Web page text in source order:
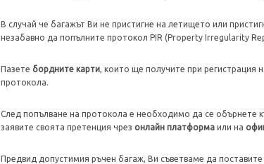
В случай че багажът Ви не пристигне на летището или
незабавно да попълните протокол PIR (Property Irregularity
Пазете бордните карти, които ще получите при регистрация
протокола.
След попълване на протокола е необходимо да се обърнете
заявите своята претенция чрез онлайн платформа или на
Предвид допустимия ръчен багаж, Ви съветваме да